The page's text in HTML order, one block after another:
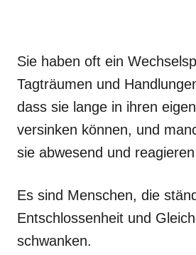
Sie haben oft ein
Tagträumen und
dass sie lange in ihren
versinken können, und
sie abwesend und
Es sind Menschen, die
Entschlossenheit und
schwanken.